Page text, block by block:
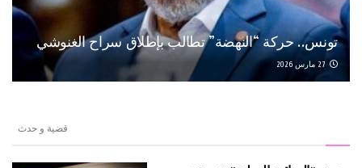
تونس.. حركة “النهضة” تطالب بإطلاق سراح الغنوشي
قضية و حدث